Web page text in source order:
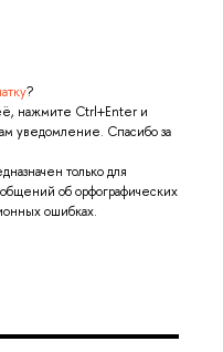
?
нажмите Ctrl+Enter и
уведомление. Спасибо за
только для
об орфографических
ошибках.